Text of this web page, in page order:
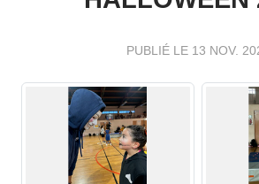
PUBLIÉ LE 13 NOV.